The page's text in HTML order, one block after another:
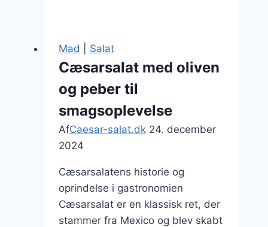
sprøde
croutoner
Mad Salat
Cæsarsalat med oliven
og peber til
smagsoplevelse
AfCaesar-salat.dk 24. december
2024
Cæsarsalatens historie og
oprindelse i gastronomien
Cæsarsalat er en klassisk ret, der
stammer fra Mexico og blev skabt